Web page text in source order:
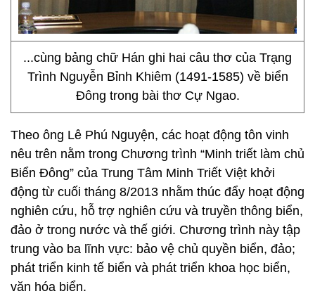
...cùng bảng chữ Hán ghi hai câu thơ của Trạng
Trình Nguyễn Bỉnh Khiêm (1491-1585) về biển
Đông trong bài thơ Cự Ngao.
Theo ông Lê Phú Nguyện, các hoạt động tôn vinh
nêu trên nằm trong Chương trình “Minh triết làm chủ
Biển Đông” của Trung Tâm Minh Triết Việt khởi
động từ cuối tháng 8/2013 nhằm thúc đẩy hoạt động
nghiên cứu, hỗ trợ nghiên cứu và truyền thông biển,
đảo ở trong nước và thế giới. Chương trình này tập
trung vào ba lĩnh vực: bảo vệ chủ quyền biển, đảo;
phát triển kinh tế biển và phát triển khoa học biển,
văn hóa biển.